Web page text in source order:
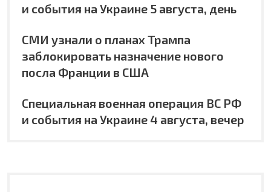
и события на Украине 5 августа, день
СМИ узнали о планах Трампа
заблокировать назначение нового
посла Франции в США
Специальная военная операция ВС РФ
и события на Украине 4 августа, вечер